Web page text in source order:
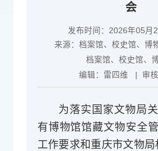
会
发布时间：2026年05月
来源： 档案馆、校史馆、博
档案馆、校史馆、
编辑： 雷四维 | 审核
为落实国家文物局
有博物馆馆藏文物安全
工作要求和重庆市文物局